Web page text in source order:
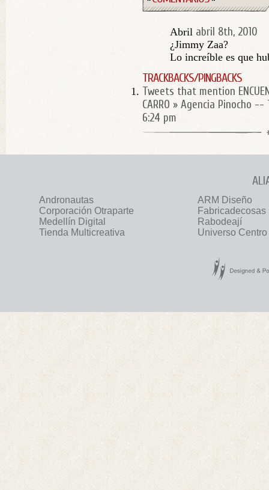
Abril abril 8th, 2010
¿Jimmy Zaa?
Lo increíble es que
TRACKBACKS/PINGBACKS
Tweets that mention
CARRO » Agencia Pinocho --
6:24 pm
Andronautas
ARM Diseño
Corporación Otraparte
Fabricadecosas
Medellín Digital
Rabodeají
Tienda Multicreativa
Universo Centro